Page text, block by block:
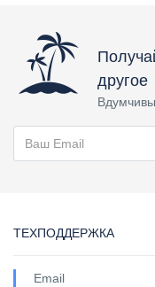
другое
ТЕХПОДДЕРЖКА
Email